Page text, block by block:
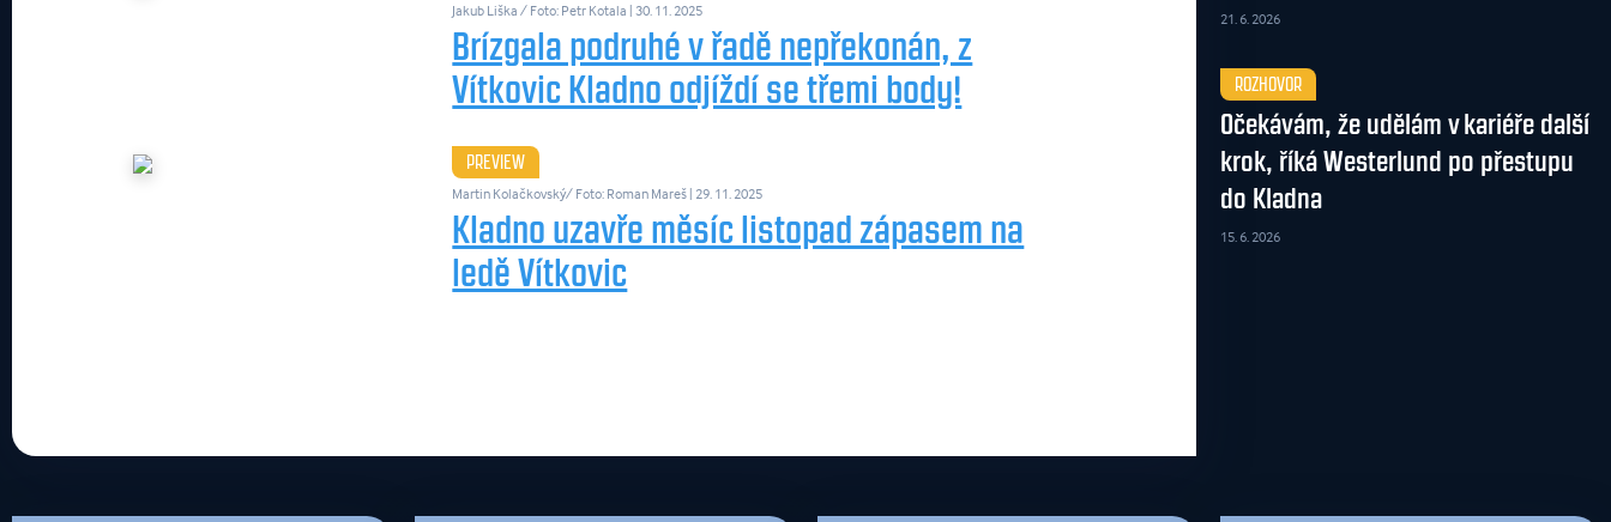
Jakub Liška / Foto: Petr Kotala | 30. 11. 2025
Brízgala podruhé v řadě nepřekonán, z
Vítkovic Kladno odjíždí se třemi body!
PREVIEW
Martin Kolačkovský/ Foto: Roman Mareš | 29. 11. 2025
Kladno uzavře měsíc listopad zápasem na
ledě Vítkovic
21. 6. 2026
ROZHOVOR
Očekávám, že udělám v kariéře další
krok, říká Westerlund po přestupu
do Kladna
15. 6. 2026